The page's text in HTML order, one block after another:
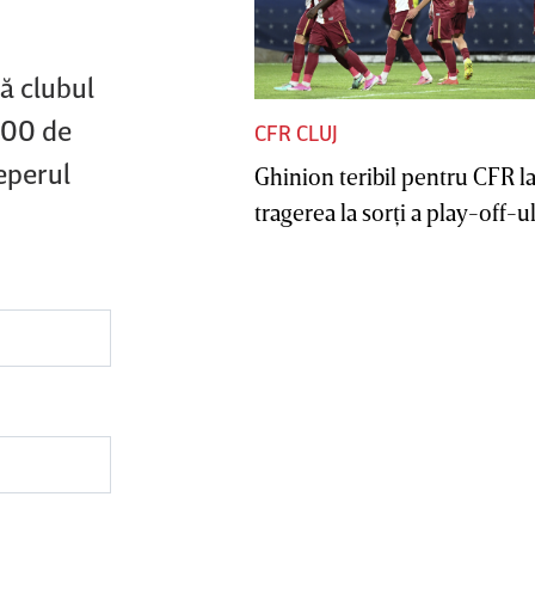
clubul
de
CFR CLUJ
Ghinion teribil pentru CFR la
tragerea la sorţi a play-off-